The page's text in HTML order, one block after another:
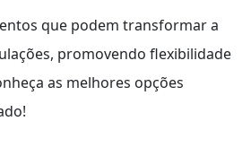
que podem transformar a
promovendo flexibilidade
as melhores opções